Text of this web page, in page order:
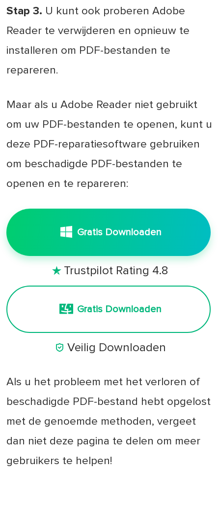
Stap 3. U kunt ook proberen Adobe
Reader te verwijderen en opnieuw te
installeren om PDF-bestanden te
repareren.
Maar als u Adobe Reader niet gebruikt
om uw PDF-bestanden te openen, kunt u
deze PDF-reparatiesoftware gebruiken
om beschadigde PDF-bestanden te
openen en te repareren:
Gratis Downloaden
 Trustpilot Rating 4.8
Gratis Downloaden
 Veilig Downloaden
Als u het probleem met het verloren of
beschadigde PDF-bestand hebt opgelost
met de genoemde methoden, vergeet
dan niet deze pagina te delen om meer
gebruikers te helpen!